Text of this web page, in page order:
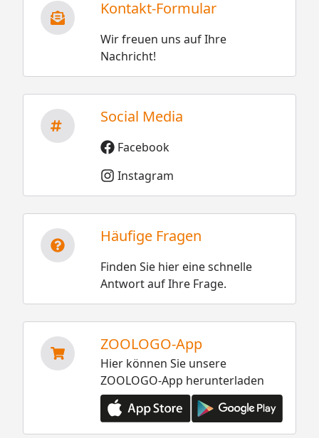
Kontakt-Formular
Wir freuen uns auf Ihre
Nachricht!
Social Media
Facebook
Instagram
Häufige Fragen
Finden Sie hier eine schnelle
Antwort auf Ihre Frage.
ZOOLOGO-App
Hier können Sie unsere
ZOOLOGO-App herunterladen